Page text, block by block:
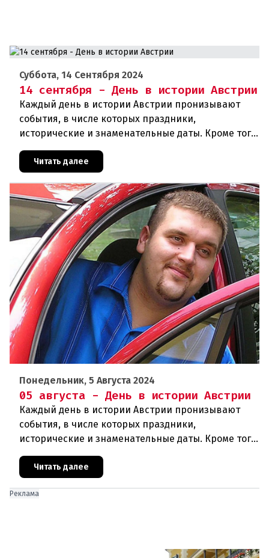
Суббота, 14 Сентября 2024
14 сентября - День в истории Австрии
Каждый день в истории Австрии пронизывают
события, в числе которых праздники,
исторические и знаменательные даты. Кроме того
дни рождения различных деятелей Австрии, а
также дни их смерти. Что же прои
Читать далее
Понедельник, 5 Августа 2024
05 августа - День в истории Австрии
Каждый день в истории Австрии пронизывают
события, в числе которых праздники,
исторические и знаменательные даты. Кроме того
дни рождения различных деятелей страны, а
также дни их смерти. Что же произ
Читать далее
Реклама